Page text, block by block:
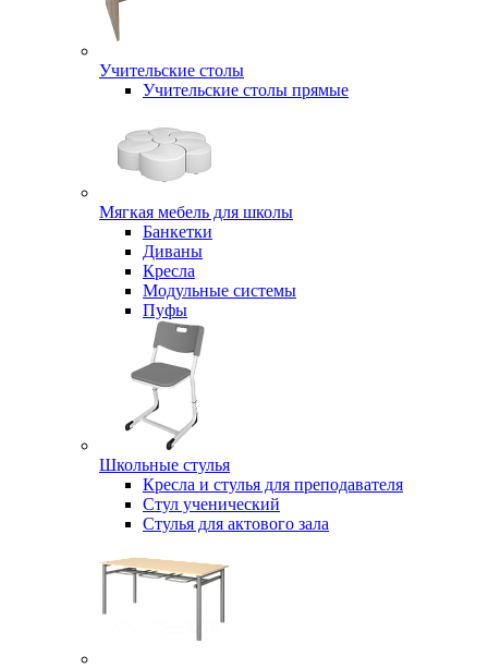
Учительские столы
Учительские столы прямые
Мягкая мебель для школы
Банкетки
Диваны
Кресла
Модульные системы
Пуфы
Школьные стулья
Кресла и стулья для преподавателя
Стул ученический
Стулья для актового зала